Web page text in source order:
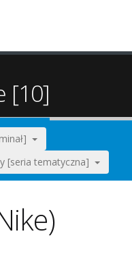
[10]
[seria tematyczna]